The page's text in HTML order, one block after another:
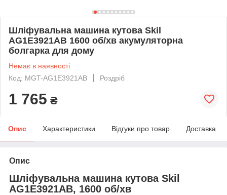
Шліфувальна машина кутова Skil
AG1E3921AB 1600 об/хв акумуляторна
болгарка для дому
Немає в наявності
Код: MGT-AG1E3921AB
Роздріб
1 765 ₴
Опис Характеристики Відгуки про товар Доставка
Опис
Шліфувальна машина кутова Skil
AG1E3921AB, 1600 об/хв